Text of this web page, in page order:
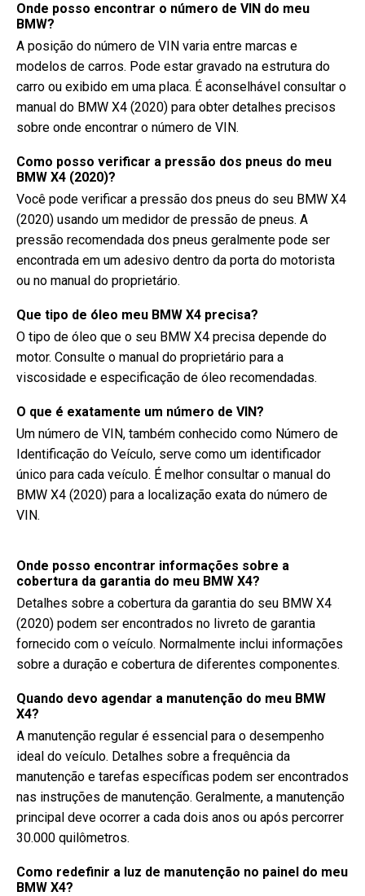
Onde posso encontrar o número de VIN do meu
BMW?
A posição do número de VIN varia entre marcas e
modelos de carros. Pode estar gravado na estrutura do
carro ou exibido em uma placa. É aconselhável consultar o
manual do BMW X4 (2020) para obter detalhes precisos
sobre onde encontrar o número de VIN.
Como posso verificar a pressão dos pneus do meu
BMW X4 (2020)?
Você pode verificar a pressão dos pneus do seu BMW X4
(2020) usando um medidor de pressão de pneus. A
pressão recomendada dos pneus geralmente pode ser
encontrada em um adesivo dentro da porta do motorista
ou no manual do proprietário.
Que tipo de óleo meu BMW X4 precisa?
O tipo de óleo que o seu BMW X4 precisa depende do
motor. Consulte o manual do proprietário para a
viscosidade e especificação de óleo recomendadas.
O que é exatamente um número de VIN?
Um número de VIN, também conhecido como Número de
Identificação do Veículo, serve como um identificador
único para cada veículo. É melhor consultar o manual do
BMW X4 (2020) para a localização exata do número de
VIN.
Onde posso encontrar informações sobre a
cobertura da garantia do meu BMW X4?
Detalhes sobre a cobertura da garantia do seu BMW X4
(2020) podem ser encontrados no livreto de garantia
fornecido com o veículo. Normalmente inclui informações
sobre a duração e cobertura de diferentes componentes.
Quando devo agendar a manutenção do meu BMW
X4?
A manutenção regular é essencial para o desempenho
ideal do veículo. Detalhes sobre a frequência da
manutenção e tarefas específicas podem ser encontrados
nas instruções de manutenção. Geralmente, a manutenção
principal deve ocorrer a cada dois anos ou após percorrer
30.000 quilômetros.
Como redefinir a luz de manutenção no painel do meu
BMW X4?